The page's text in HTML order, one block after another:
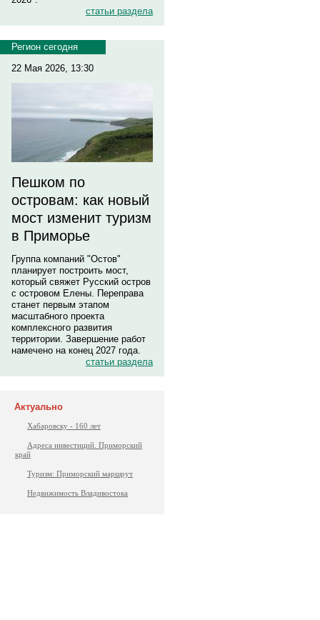
статьи раздела
Регион сегодня
22 Мая 2026, 13:30
Пешком по
островам: как новый
мост изменит туризм
в Приморье
Группа компаний "Остов"
планирует построить мост,
который свяжет Русский остров
с островом Елены. Переправа
станет первым этапом
масштабного проекта
комплексного развития
территории. Завершение работ
намечено на конец 2027 года.
статьи раздела
Актуально
Хабаровску - 160 лет
Адреса инвестиций. Приморский
край
Туризм: Приморский маршрут
Недвижимость Владивостока